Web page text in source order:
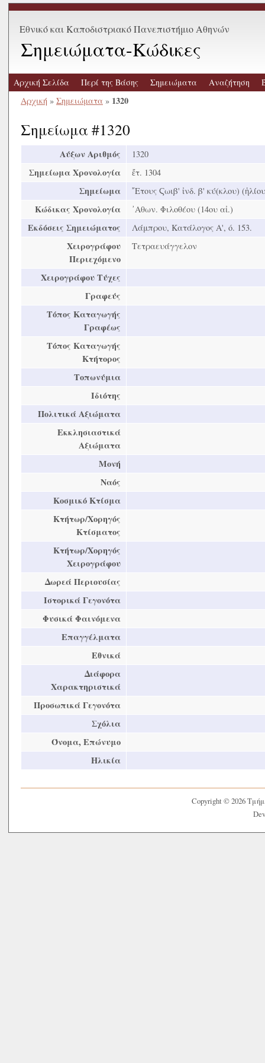
Εθνικό και Καποδιστριακό Πανεπιστήμιο Αθηνών
Σημειώματα-Κώδικες
Αρχική Σελίδα Περί της Βάσης Σημειώματα Αναζήτηση
Αρχική » Σημειώματα » 1320
Σημείωμα #1320
Αύξων Αριθμός 1320
Σημείωμα Χρονολογία ἔτ. 1304
Σημείωμα ῎Ετους Ϛωιβ' ἰνδ. β' κύ(κλου)
Κώδικας Χρονολογία ᾿Αθων. Φιλοθέου (14ου αἰ.)
Εκδόσεις Σημειώματος Λάμπρου, Κατάλογος Α', ó. 153.
Χειρογράφου
Περιεχόμενο
Τετραευάγγελον
Χειρογράφου Τύχες
Γραφεύς
Τόπος Καταγωγής
Γραφέως
Τόπος Καταγωγής
Κτήτορος
Τοπωνύμια
Ιδιότης
Πολιτικά Αξιώματα
Εκκλησιαστικά
Αξιώματα
Μονή
Ναός
Κοσμικό Κτίσμα
Κτήτωρ/Χορηγός
Κτίσματος
Κτήτωρ/Χορηγός
Χειρογράφου
Δωρεά Περιουσίας
Ιστορικά Γεγονότα
Φυσικά Φαινόμενα
Επαγγέλματα
Εθνικά
Διάφορα
Χαρακτηριστικά
Προσωπικά Γεγονότα
Σχόλια
Όνομα, Επώνυμο
Ηλικία
Copyright © 2026